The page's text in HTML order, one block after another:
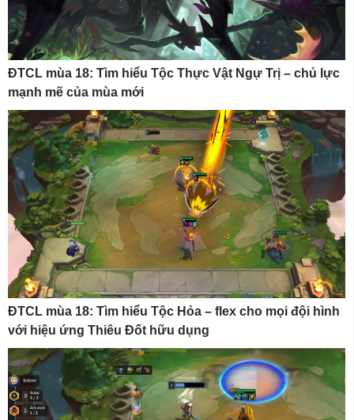
ĐTCL mùa 18: Tìm hiểu Tộc Thực Vật Ngự Trị – chủ lực
mạnh mẽ của mùa mới
ĐTCL mùa 18: Tìm hiểu Tộc Hỏa – flex cho mọi đội hình
với hiệu ứng Thiêu Đốt hữu dụng